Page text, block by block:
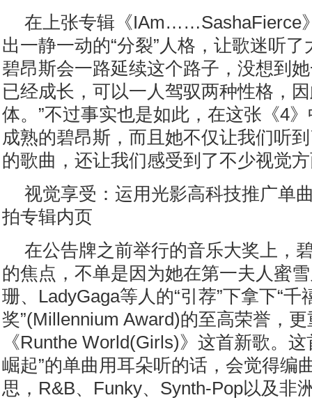
在上张专辑《IAm……SashaFierce
出一静一动的“分裂”人格，让歌迷听
碧昂斯会一路延续这个路子，没想到
已经成长，可以一人驾驭两种性格，
体。”不过事实也是如此，在这张《4
成熟的碧昂斯，而且她不仅让我们听
的歌曲，还让我们感受到了不少视觉
视觉享受：运用光影高科技推广单
拍专辑内页
在公告牌之前举行的音乐大奖上，
的焦点，不单是因为她在第一夫人蜜
珊、LadyGaga等人的“引荐”下拿下“千
奖”(Millennium Award)的至高荣誉，
《Runthe World(Girls)》这首新歌。
崛起”的单曲用耳朵听的话，会觉得编
思，R&B、Funky、Synth-Pop以及非